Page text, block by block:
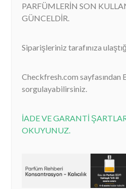
PARFÜMLERİN SON
GÜNCELDİR.
Siparişleriniz tarafınıza
Checkfresh.com sayfasından
sorgulayabilirsiniz.
İADE VE GARANTİ
OKUYUNUZ.